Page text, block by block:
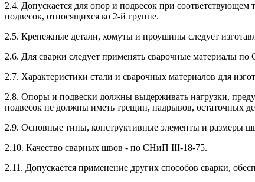
2.4. Допускается для опор и подвесок при
подвесок, относящихся ко 2-й группе.
2.5. Крепежные детали, хомуты и проушины следует
2.6. Для сварки следует применять сварочные материалы
2.7. Характеристики стали и сварочных материалов для
2.8. Опоры и подвески должны выдерживать нагрузки,
подвесок не должны иметь трещин, надрывов, остаточных
2.9. Основные типы, конструктивные элементы и
2.10. Качество сварных швов - по СНиП III-18-75.
2.11. Допускается применение других способов сварки,